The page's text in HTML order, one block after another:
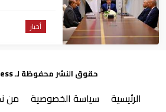
أخبار
حقوق النشر محفوظة لـ MeBusiness
الرئيسية سياسة الخصوصية من